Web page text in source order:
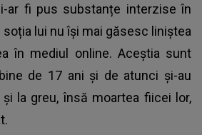
ar fi pus substanțe interzise în
soția lui nu își mai găsesc liniștea
în mediul online. Aceștia sunt
de 17 ani și de atunci și-au
la greu, însă moartea fiicei lor,